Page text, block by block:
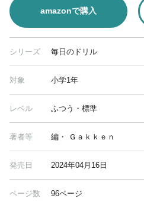
amazonで購入
シリーズ 毎日のドリル
対象 小学1年
レベル ふつう・標準
著者等 編・ Ｇａｋｋｅｎ
発売日 2024年04月16日
ページ数 96ページ